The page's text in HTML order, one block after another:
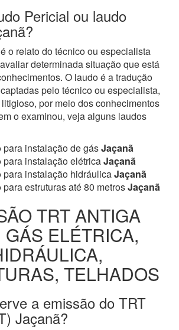
Pericial ou laudo
o relato do técnico ou especialista
determinada situação que está
O laudo é a tradução
pelo técnico ou especialista,
por meio dos conhecimentos
o examinou, veja alguns laudos
para instalação de gásJaçanã
para instalação elétricaJaçanã
para instalação hidráulicaJaçanã
estruturas até 80 metrosJaçanã
TRT ANTIGA
GÁS ELÉTRICA,
TELHADOS
a emissão do TRT
Jaçanã?